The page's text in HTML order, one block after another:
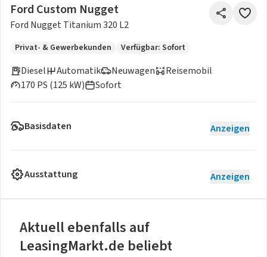
Ford Custom Nugget
Ford Nugget Titanium 320 L2
Privat- & Gewerbekunden Verfügbar: Sofort
Diesel
Neuwagen
170 PS (125 kW)
Automatik
Reisemobil
Sofort
Basisdaten Anzeigen
Ausstattung Anzeigen
Aktuell ebenfalls auf
LeasingMarkt.de beliebt